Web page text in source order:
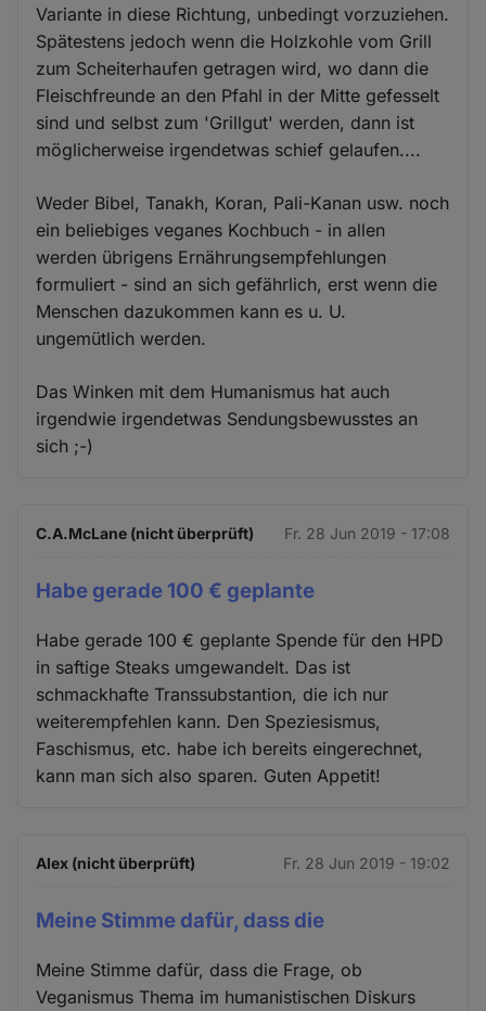
Variante in diese Richtung, unbedingt vorzuziehen.
Spätestens jedoch wenn die Holzkohle vom Grill
zum Scheiterhaufen getragen wird, wo dann die
Fleischfreunde an den Pfahl in der Mitte gefesselt
sind und selbst zum 'Grillgut' werden, dann ist
möglicherweise irgendetwas schief gelaufen....
Weder Bibel, Tanakh, Koran, Pali-Kanan usw. noch
ein beliebiges veganes Kochbuch - in allen
werden übrigens Ernährungsempfehlungen
formuliert - sind an sich gefährlich, erst wenn die
Menschen dazukommen kann es u. U.
ungemütlich werden.
Das Winken mit dem Humanismus hat auch
irgendwie irgendetwas Sendungsbewusstes an
sich ;-)
C.A.McLane (nicht überprüft) Fr. 28 Jun 2019 - 17:08
Habe gerade 100 € geplante
Habe gerade 100 € geplante Spende für den HPD
in saftige Steaks umgewandelt. Das ist
schmackhafte Transsubstantion, die ich nur
weiterempfehlen kann. Den Speziesismus,
Faschismus, etc. habe ich bereits eingerechnet,
kann man sich also sparen. Guten Appetit!
Alex (nicht überprüft) Fr. 28 Jun 2019 - 19:02
Meine Stimme dafür, dass die
Meine Stimme dafür, dass die Frage, ob
Veganismus Thema im humanistischen Diskurs